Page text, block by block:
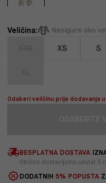
Veličina: Nesigurni oko
XS S
Odaberi veličinu prije dodavanja
BESPLATNA DOSTAVA
Obično dostavljamo unutar 5
DODATNIH 5% POPUSTA